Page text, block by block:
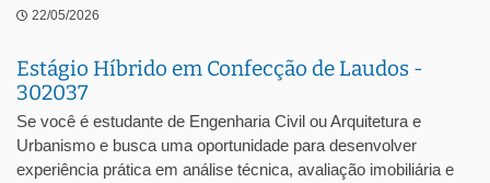
22/05/2026
Estágio Híbrido em Confecção de Laudos -
302037
Se você é estudante de Engenharia Civil ou Arquitetura e
Urbanismo e busca uma oportunidade para desenvolver
experiência prática em análise técnica, avaliação imobiliária e